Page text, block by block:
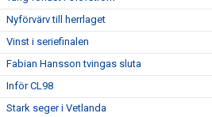
Nyförvärv till herrlaget
Vinst i seriefinalen
Fabian Hansson tvingas sluta
Inför CL98
Stark seger i Vetlanda